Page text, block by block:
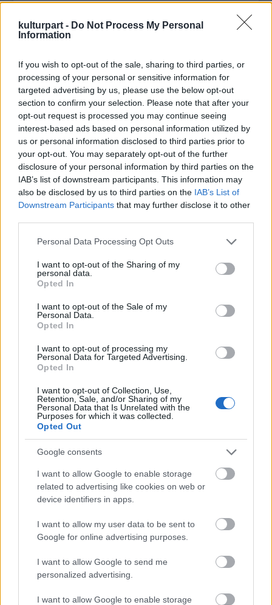
kulturpart - Do Not Process My Personal
Information
If you wish to opt-out of the sale, sharing to third parties, or
processing of your personal or sensitive information for
targeted advertising by us, please use the below opt-out
section to confirm your selection. Please note that after your
opt-out request is processed you may continue seeing
interest-based ads based on personal information utilized by
us or personal information disclosed to third parties prior to
your opt-out. You may separately opt-out of the further
disclosure of your personal information by third parties on the
IAB’s list of downstream participants. This information may
also be disclosed by us to third parties on the IAB’s List of
Downstream Participants that may further disclose it to other
Please note that this website/app uses one or more Google
not limited to your visit or usage behaviour. You may click to
grant or deny consent to Google and its third-party tags to
use your data for below specified purposes in below Google
consent section.
Personal Data Processing Opt Outs
I want to opt-out of the Sharing of my
personal data.
Opted In
I want to opt-out of the Sale of my
Personal Data.
Opted In
I want to opt-out of processing my
Personal Data for Targeted Advertising.
Opted In
I want to opt-out of Collection, Use,
Retention, Sale, and/or Sharing of my
Personal Data that Is Unrelated with the
Purposes for which it was collected.
Opted Out
Google consents
I want to allow Google to enable storage
related to advertising like cookies on web or
device identifiers in apps.
I want to allow my user data to be sent to
Google for online advertising purposes.
I want to allow Google to send me
personalized advertising.
I want to allow Google to enable storage
Az 1995 óta az alpesi országban élő egykori
rockbálvány magántanártól vett intenzív
az állampolgársági vizsgát. Turner
mindazonáltal az irodalmi németet biflázta be
a svájci német helyett, amelyet elsajátítani -
mint mondta - "még nehezebb lett volna". A
Zürichi-tó partján, Küsnachtban élő híresség
hiánytalanul meg tudta nevezni a vizsgán a
svájci kormánynak mind a hét tagját is.
A nyilvánosságtól utolsó, 2009-es turnéja
után visszavonult Tina Turner nem
kényszerül megválni amerikai útlevelétől,
szerint az énekesnő nagyon kötődik
választott hazájához, ahol különösképpen
tetszik neki, hogy tiszteletben tartják
magánéletét.
Forrás:Hirado.hu
ELSTARTOLT A MŰVÉSZETEK VÖLGYE
AZ EMBERSÉG ÜNNEPE